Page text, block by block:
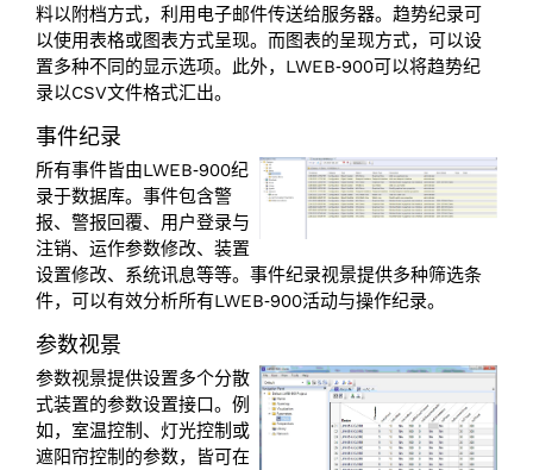
料以附档方式，利用电子邮件传送给服务器。趋势纪录可
以使用表格或图表方式呈现。而图表的呈现方式，可以设
置多种不同的显示选项。此外，LWEB‑900可以将趋势纪
录以CSV文件格式汇出。
事件纪录
所有事件皆由LWEB‑900纪
录于数据库。事件包含警
报、警报回覆、用户登录与
注销、运作参数修改、装置
设置修改、系统讯息等等。事件纪录视景提供多种筛选条
件，可以有效分析所有LWEB‑900活动与操作纪录。
参数视景
参数视景提供设置多个分散
式装置的参数设置接口。例
如，室温控制、灯光控制或
遮阳帘控制的参数，皆可在